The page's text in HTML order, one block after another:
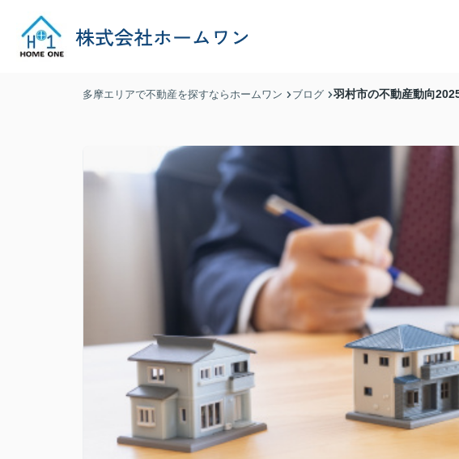
多摩エリアで不動産を探すならホームワン ブログ 羽村市の不動産動向